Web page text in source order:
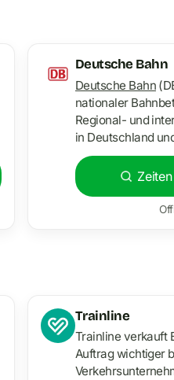
Deutsche Bahn
Deutsche Bahn
nationaler
Regional- und
in Deutschland
Trainline
Trainline verkauft
Auftrag wichtiger